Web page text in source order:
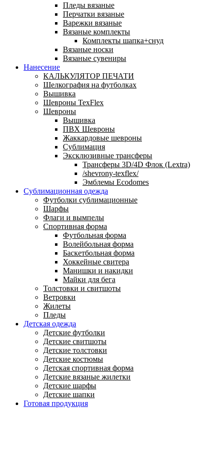
Пледы вязаные
Перчатки вязаные
Варежки вязаные
Вязаные комплекты
Комплекты шапка+снуд
Вязаные носки
Вязаные сувениры
Нанесение
КАЛЬКУЛЯТОР ПЕЧАТИ
Шелкография на футболках
Вышивка
Шевроны TexFlex
Шевроны
Вышивка
ПВХ Шевроны
Жаккардовые шевроны
Сублимация
Эксклюзивные трансферы
Трансферы 3D/4D Флок (Lextra)
/shevrony-texflex/
Эмблемы Ecodomes
Сублимационная одежда
Футболки сублимационные
Шарфы
Флаги и вымпелы
Спортивная форма
Футбольная форма
Волейбольная форма
Баскетбольная форма
Хоккейные свитера
Манишки и накидки
Майки для бега
Толстовки и свитшоты
Ветровки
Жилеты
Пледы
Детская одежда
Детские футболки
Детские свитшоты
Детские толстовки
Детские костюмы
Детская спортивная форма
Детские вязаные жилетки
Детские шарфы
Детские шапки
Готовая продукция